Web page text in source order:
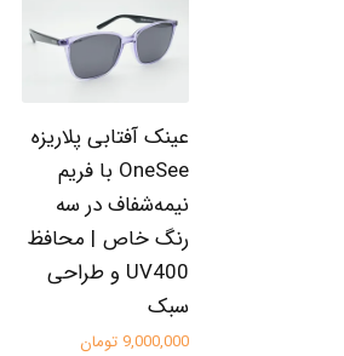
عینک آفتابی پلاریزه
OneSee با فریم
نیمه‌شفاف در سه
رنگ خاص | محافظ
UV400 و طراحی
سبک
9,000,000 تومان